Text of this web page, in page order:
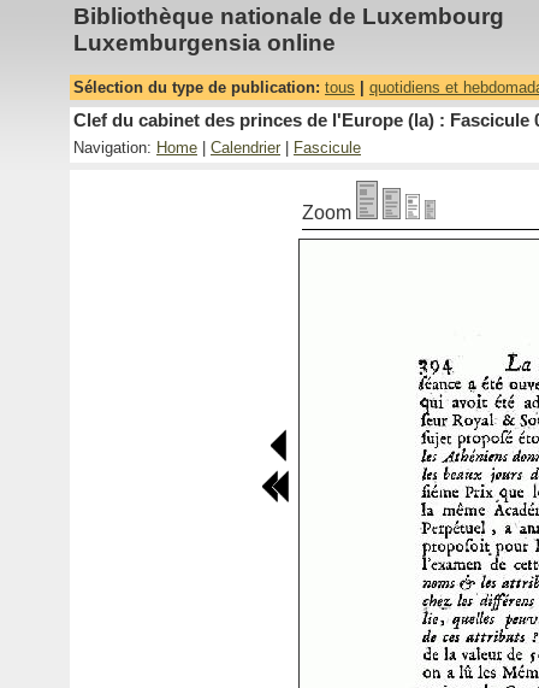
Bibliothèque nationale de Luxembourg
Luxemburgensia online
Sélection du type de publication: tous quotidiens et
Clef du cabinet des princes de l'Europe (la) : Fascicule
Navigation: Home Calendrier Fascicule
Zoom